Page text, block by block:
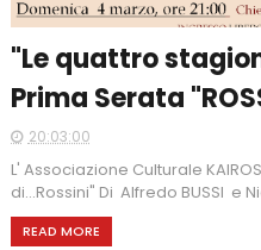
"Le quattro
Prima Serata
20:03:00
L' Associazione Culturale
di...Rossini" Di Alfredo BUSSI e
READ MORE